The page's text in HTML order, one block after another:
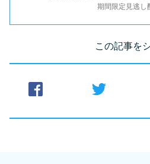
期間限定見逃し
この記事を